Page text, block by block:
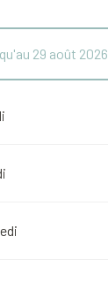
29 août 2026